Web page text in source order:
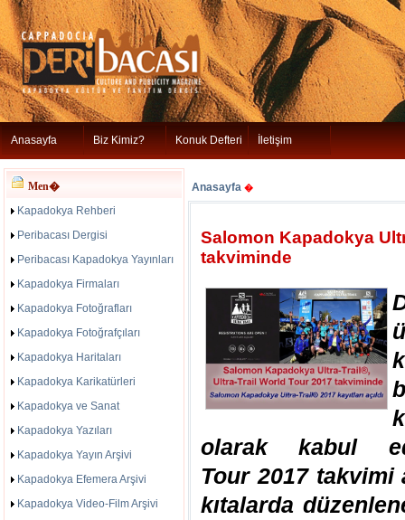
Anasayfa Biz Kimiz? Konuk Defteri İletişim
Men�
Kapadokya Rehberi
Peribacası Dergisi
Peribacası Kapadokya Yayınları
Kapadokya Firmaları
Kapadokya Fotoğrafları
Kapadokya Fotoğrafçıları
Kapadokya Haritaları
Kapadokya Karikatürleri
Kapadokya ve Sanat
Kapadokya Yazıları
Kapadokya Yayın Arşivi
Kapadokya Efemera Arşivi
Kapadokya Video-Film Arşivi
Anasayfa �
Salomon Kapadokya
takviminde
olarak kabul
Tour 2017 takvimi
kıtalarda